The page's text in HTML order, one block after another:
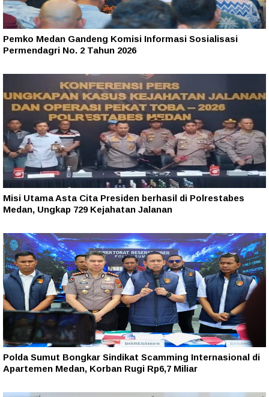
Pemko Medan Gandeng Komisi Informasi Sosialisasi
Permendagri No. 2 Tahun 2026
Misi Utama Asta Cita Presiden berhasil di Polrestabes
Medan, Ungkap 729 Kejahatan Jalanan
Polda Sumut Bongkar Sindikat Scamming Internasional di
Apartemen Medan, Korban Rugi Rp6,7 Miliar